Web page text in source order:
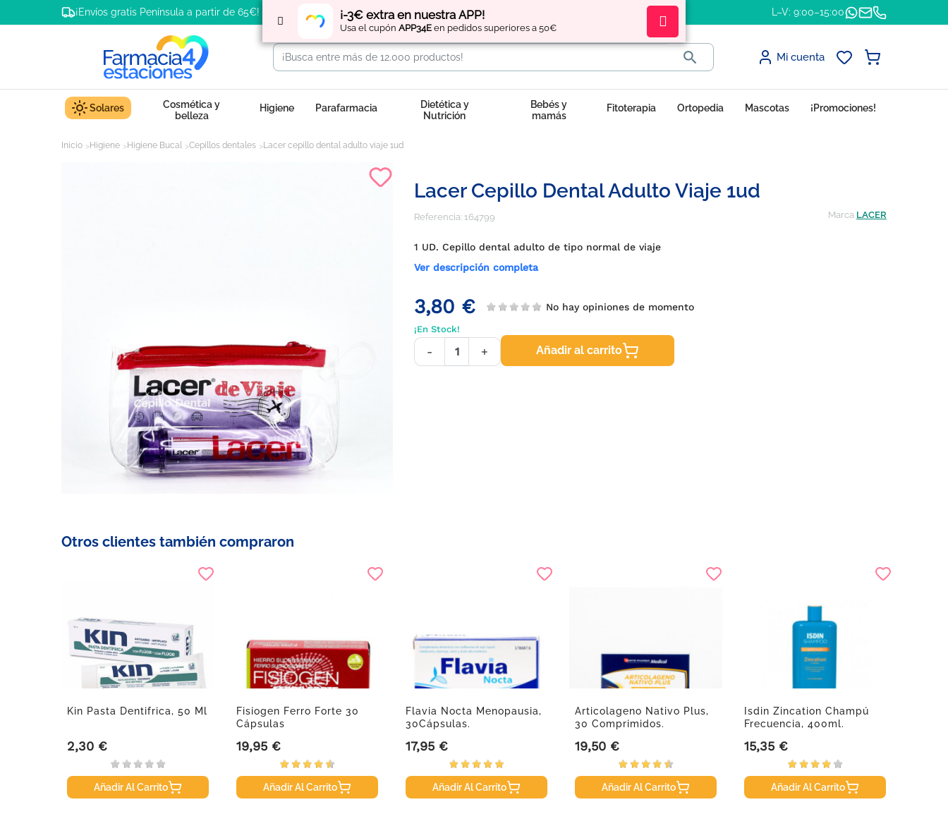
¡-3€ extra en nuestra APP!
Usa el cupón APP34E en pedidos superiores a 50€
¡Envíos gratis Península a partir de 65€! Regístratey obtén L–V: 9:00–15:00
 Mi cuenta
Solares
Cosmética y
belleza
Higiene Parafarmacia
Dietética y
Nutrición
Bebés y
mamás
Fitoterapia Ortopedia Mascotas ¡Promociones!
Inicio Higiene Higiene Bucal Cepillos dentales Lacer cepillo dental adulto viaje 1ud
Lacer Cepillo Dental Adulto Viaje 1ud
Referencia: 164799 Marca LACER
1 UD. Cepillo dental adulto de tipo normal de viaje
Ver descripción completa
3,80 € No hay opiniones de momento
¡En Stock!
- + Añadir al carrito
Otros clientes también compraron
Kin Pasta Dentifrica, 50 Ml
Precio
2,30 €
Añadir Al Carrito
Fisiogen Ferro Forte 30
Cápsulas
Precio
19,95 €
Añadir Al Carrito
Flavia Nocta Menopausia,
30Cápsulas.
Precio
17,95 €
Añadir Al Carrito
Articolageno Nativo Plus,
30 Comprimidos.
Precio
19,50 €
Añadir Al Carrito
Isdin Zincation Champú
Frecuencia, 400ml.
Precio
15,35 €
Añadir Al Carrito